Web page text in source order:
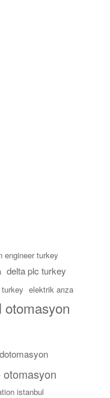
engineer turkey
delta plc turkey
elektrik arıza
otomasyon
otomasyon
istanbul